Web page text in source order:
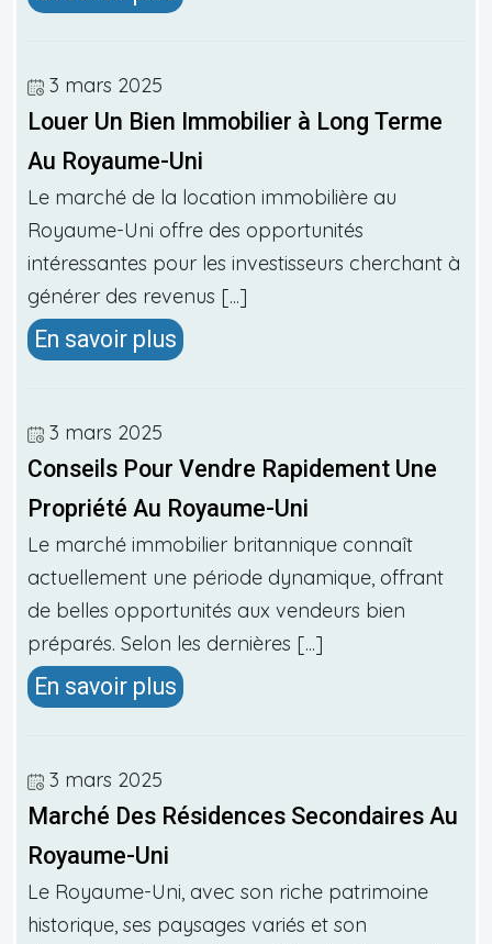
3 mars 2025
Louer Un Bien Immobilier à Long Terme
Au Royaume-Uni
Le marché de la location immobilière au
Royaume-Uni offre des opportunités
intéressantes pour les investisseurs cherchant à
générer des revenus [...]
En savoir plus
3 mars 2025
Conseils Pour Vendre Rapidement Une
Propriété Au Royaume-Uni
Le marché immobilier britannique connaît
actuellement une période dynamique, offrant
de belles opportunités aux vendeurs bien
préparés. Selon les dernières [...]
En savoir plus
3 mars 2025
Marché Des Résidences Secondaires Au
Royaume-Uni
Le Royaume-Uni, avec son riche patrimoine
historique, ses paysages variés et son